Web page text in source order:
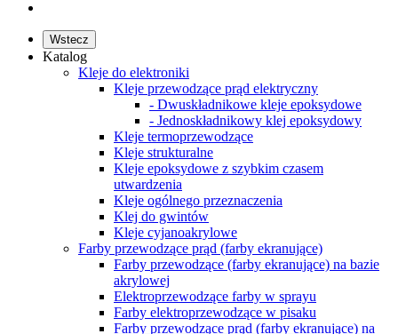
Wstecz
Katalog
Kleje do elektroniki
Kleje przewodzące prąd elektryczny
- Dwuskładnikowe kleje epoksydowe
- Jednoskładnikowy klej epoksydowy
Kleje termoprzewodzące
Kleje strukturalne
Kleje epoksydowe z szybkim czasem
utwardzenia
Kleje ogólnego przeznaczenia
Klej do gwintów
Kleje cyjanoakrylowe
Farby przewodzące prąd (farby ekranujące)
Farby przewodzące (farby ekranujące) na bazie
akrylowej
Elektroprzewodzące farby w sprayu
Farby elektroprzewodzące w pisaku
Farby przewodzące prąd (farby ekranujące) na